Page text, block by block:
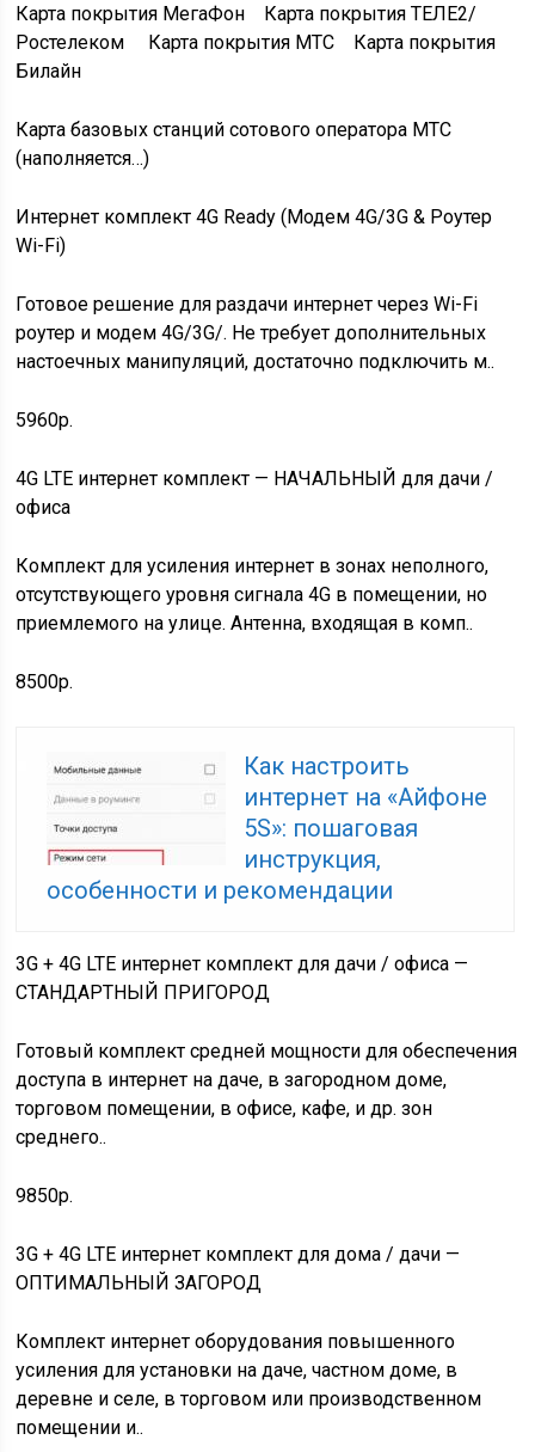
Карта покрытия МегаФон Карта покрытия ТЕЛЕ2/
Ростелеком Карта покрытия МТС Карта покрытия
Билайн
Карта базовых станций сотового оператора МТС
(наполняется…)
Интернет комплект 4G Ready (Модем 4G/3G & Роутер
Wi-Fi)
Готовое решение для раздачи интернет через Wi-Fi
роутер и модем 4G/3G/. Не требует дополнительных
настоечных манипуляций, достаточно подключить м..
5960р.
4G LTE интернет комплект — НАЧАЛЬНЫЙ для дачи /
офиса
Комплект для усиления интернет в зонах неполного,
отсутствующего уровня сигнала 4G в помещении, но
приемлемого на улице. Антенна, входящая в комп..
8500р.
Как настроить
интернет на «Айфоне
5S»: пошаговая
инструкция,
особенности и рекомендации
3G + 4G LTE интернет комплект для дачи / офиса —
СТАНДАРТНЫЙ ПРИГОРОД
Готовый комплект средней мощности для обеспечения
доступа в интернет на даче, в загородном доме,
торговом помещении, в офисе, кафе, и др. зон
среднего..
9850р.
3G + 4G LTE интернет комплект для дома / дачи —
ОПТИМАЛЬНЫЙ ЗАГОРОД
Комплект интернет оборудования повышенного
усиления для установки на даче, частном доме, в
деревне и селе, в торговом или производственном
помещении и..